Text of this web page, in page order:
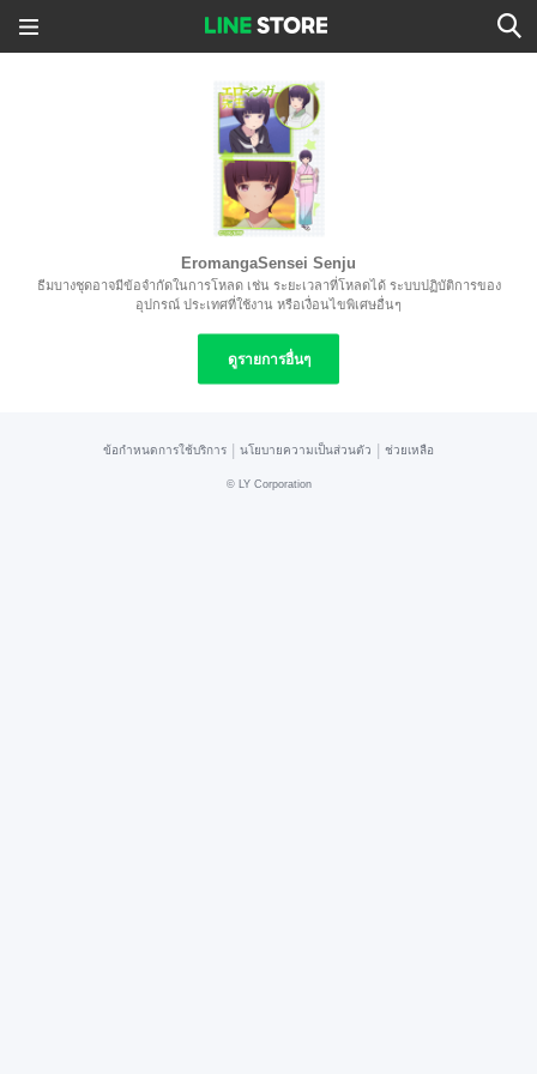
EromangaSensei Senju
ธีมบางชุดอาจมีข้อจำกัดในการโหลด เช่น ระยะเวลาที่โหลดได้ ระบบปฏิบัติการของ
อุปกรณ์ ประเทศที่ใช้งาน หรือเงื่อนไขพิเศษอื่นๆ
ดูรายการอื่นๆ
ข้อกำหนดการใช้บริการ นโยบายความเป็นส่วนตัว ช่วยเหลือ
© LY Corporation